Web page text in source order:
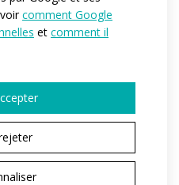
comment Google
et comment il
traitement desdonnées